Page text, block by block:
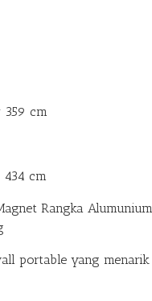
cm
cm
Rangka Alumunium
portable yang menarik